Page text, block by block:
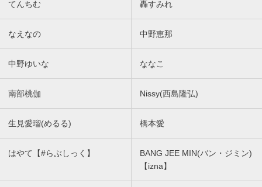
てんちむ 轟すみれ
なえなの 中野恵那
中野ゆいな ななこ
南部桃伽 Nissy(西島隆弘)
生見愛瑠(めるる) 橋本愛
はやて【#らぶしっく】
BANG JEE MIN(バン・ジミン)
【izna】